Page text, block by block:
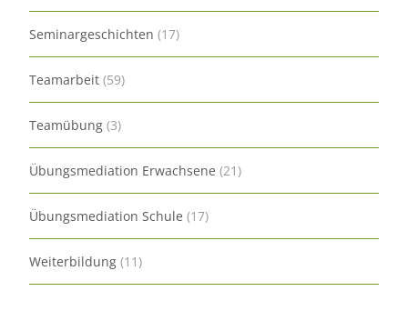
Seminargeschichten (17)
Teamarbeit (59)
Teamübung (3)
Übungsmediation Erwachsene (21)
Übungsmediation Schule (17)
Weiterbildung (11)